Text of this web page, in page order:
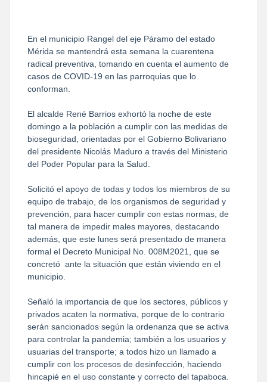
En el municipio Rangel del eje Páramo del estado
Mérida se mantendrá esta semana la cuarentena
radical preventiva, tomando en cuenta el aumento de
casos de COVID-19 en las parroquias que lo
conforman.
El alcalde René Barrios exhortó la noche de este
domingo a la población a cumplir con las medidas de
bioseguridad, orientadas por el Gobierno Bolivariano
del presidente Nicolás Maduro a través del Ministerio
del Poder Popular para la Salud.
Solicitó el apoyo de todas y todos los miembros de su
equipo de trabajo, de los organismos de seguridad y
prevención, para hacer cumplir con estas normas, de
tal manera de impedir males mayores, destacando
además, que este lunes será presentado de manera
formal el Decreto Municipal No. 008M2021, que se
concretó ante la situación que están viviendo en el
municipio.
Señaló la importancia de que los sectores, públicos y
privados acaten la normativa, porque de lo contrario
serán sancionados según la ordenanza que se activa
para controlar la pandemia; también a los usuarios y
usuarias del transporte; a todos hizo un llamado a
cumplir con los procesos de desinfección, haciendo
hincapié en el uso constante y correcto del tapaboca.